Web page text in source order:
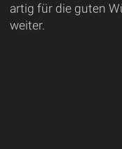
artig für die guten
weiter.